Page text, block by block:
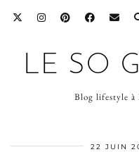
LE SO
Blog lifestyle à
22 JUIN